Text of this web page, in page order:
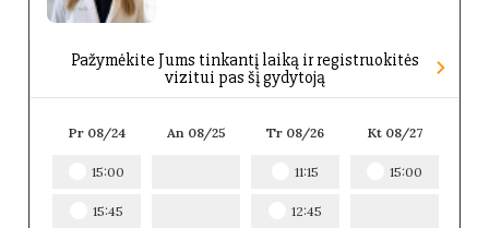
Pažymėkite Jums tinkantį laiką ir registruokitės
vizitui pas šį gydytoją
Pr 08/24
15:00
15:45
An 08/25 Tr 08/26
11:15
12:45
Kt 08/27
15:00